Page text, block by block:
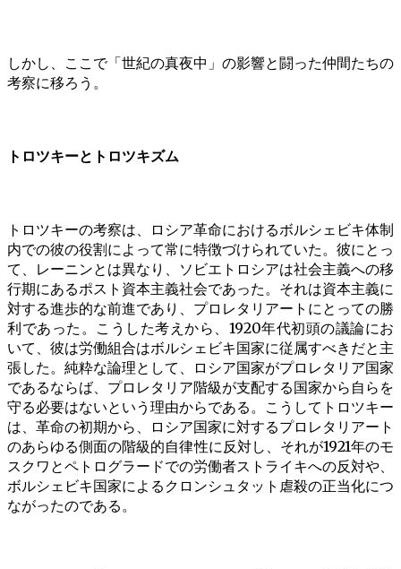
しかし、ここで「世紀の真夜中」の影響と闘った仲間たちの
考察に移ろう。
トロツキーとトロツキズム
トロツキーの考察は、ロシア革命におけるボルシェビキ体制
内での彼の役割によって常に特徴づけられていた。彼にとっ
て、レーニンとは異なり、ソビエトロシアは社会主義への移
行期にあるポスト資本主義社会であった。それは資本主義に
対する進歩的な前進であり、プロレタリアートにとっての勝
利であった。こうした考えから、1920年代初頭の議論にお
いて、彼は労働組合はボルシェビキ国家に従属すべきだと主
張した。純粋な論理として、ロシア国家がプロレタリア国家
であるならば、プロレタリア階級が支配する国家から自らを
守る必要はないという理由からである。こうしてトロツキー
は、革命の初期から、ロシア国家に対するプロレタリアート
のあらゆる側面の階級的自律性に反対し、それが1921年のモ
スクワとペトログラードでの労働者ストライキへの反対や、
ボルシェビキ国家によるクロンシュタット虐殺の正当化につ
ながったのである。